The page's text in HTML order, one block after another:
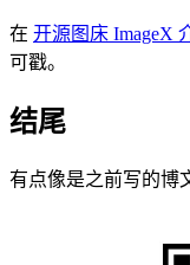
在 开源图床 ImageX
可戳。
结尾
有点像是之前写的博